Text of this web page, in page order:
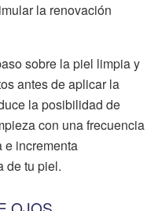
la renovación
sobre la piel limpia y
antes de aplicar la
la posibilidad de
con una frecuencia
e incrementa
de tu piel.